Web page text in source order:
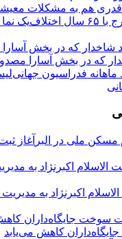
هم به مشکلات
که در بخش آسارا
آغاز
اکبرنژاد به مدیریت
کاهش می‌یابد